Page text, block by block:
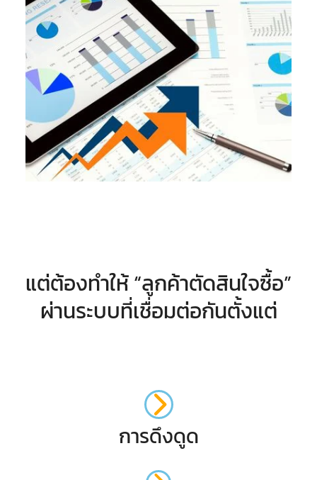
แต่ต้องทำให้ “ลูกค้าตัดสินใจซื้อ”
ผ่านระบบที่เชื่อมต่อกันตั้งแต่
การดึงดูด